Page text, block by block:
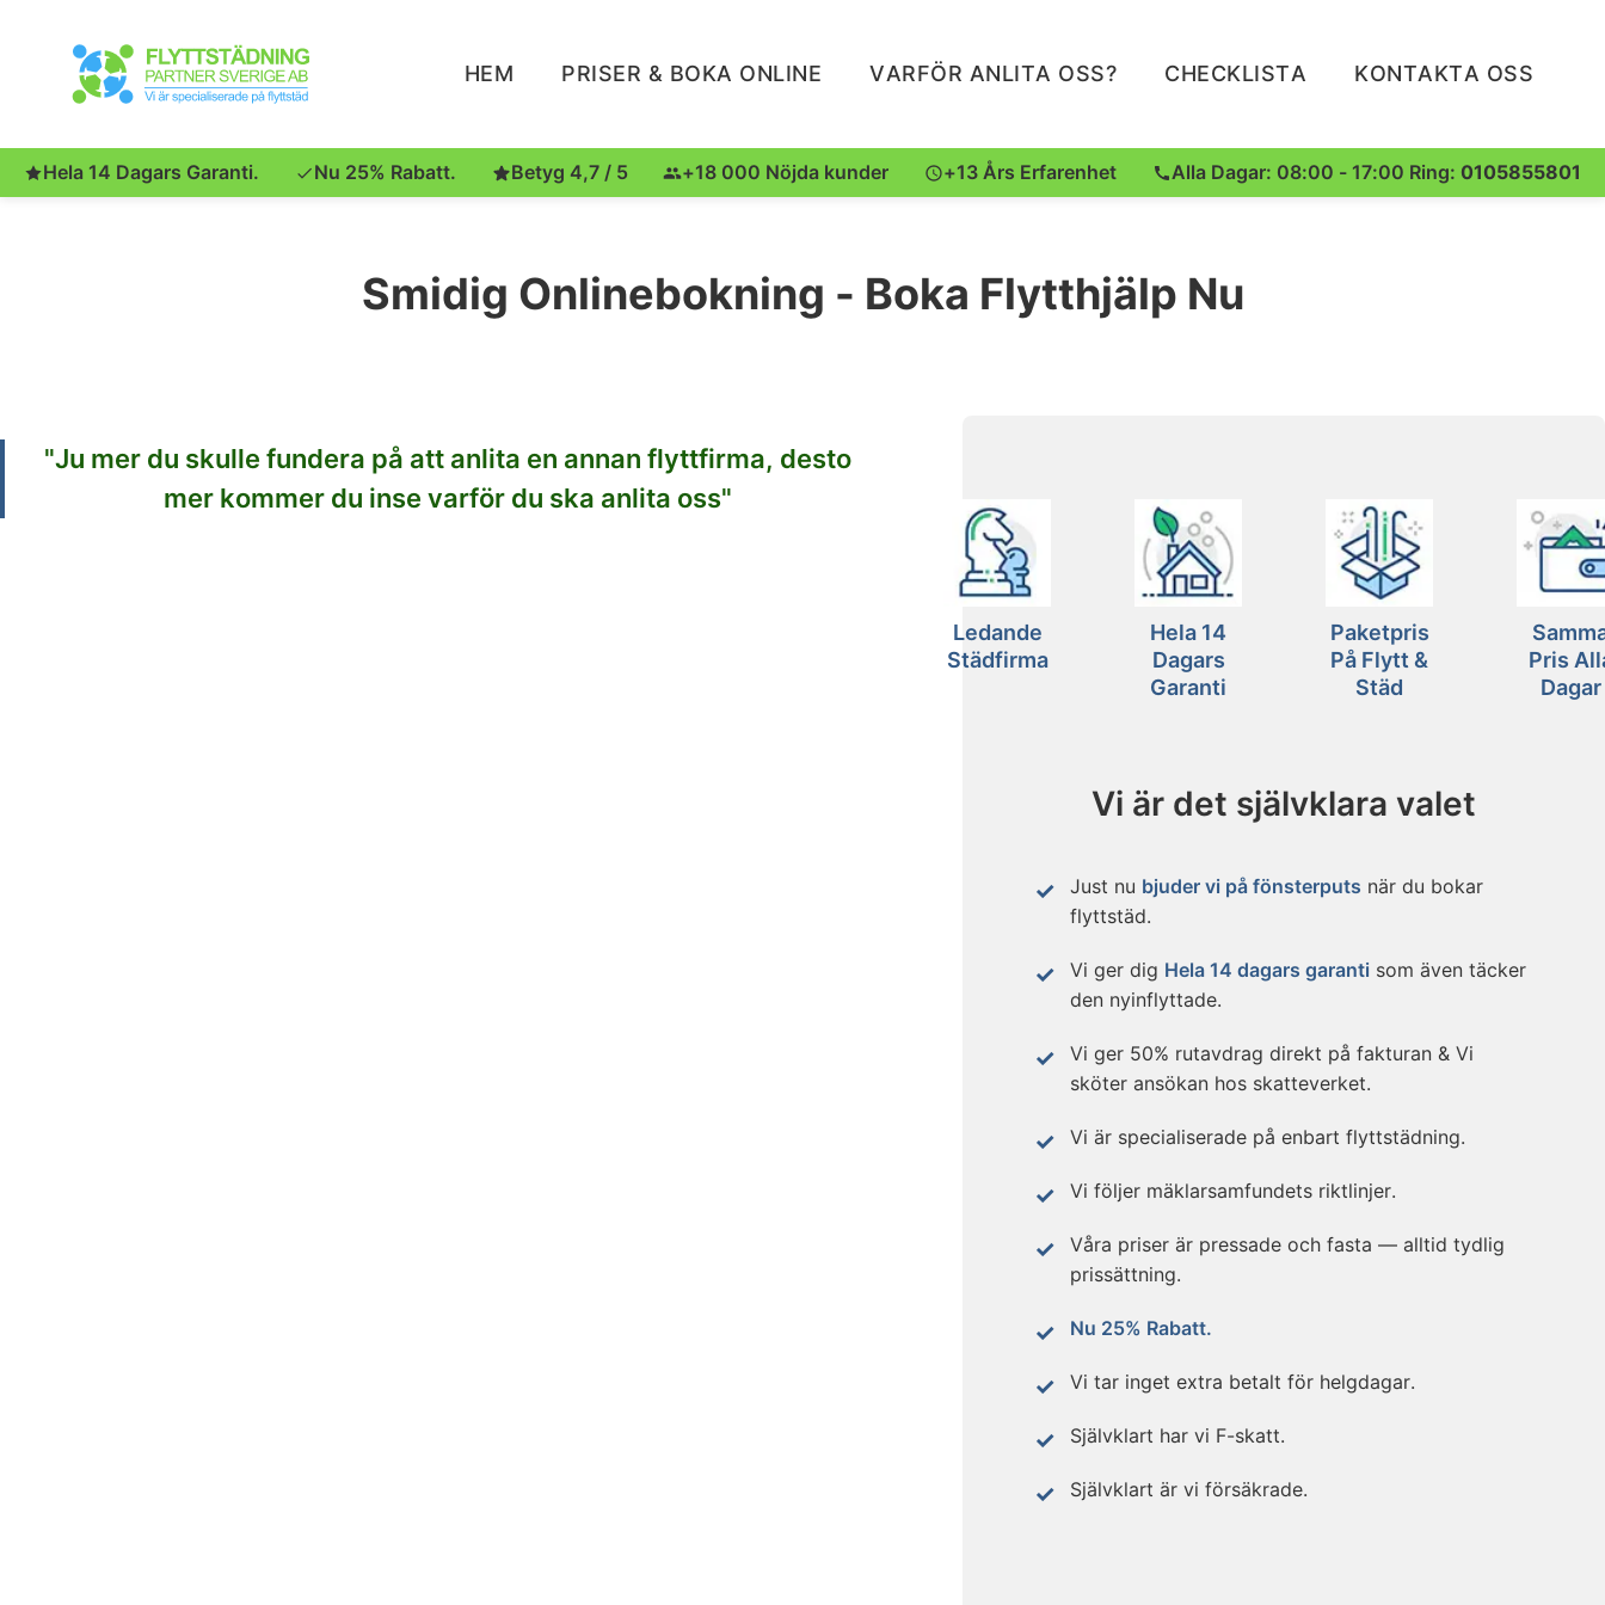
HEM PRISER & BOKA ONLINE VARFÖR ANLITA OSS? CHECKLISTA KONTAKTA OSS
Hela 14 Dagars Garanti. Nu 25% Rabatt. Betyg 4,7 / 5 +18 000 Nöjda kunder +13 Års Erfarenhet Alla Dagar: 08:00 - 17:00 Ring: 0105855801
Smidig Onlinebokning - Boka Flytthjälp Nu
"Ju mer du skulle fundera på att anlita en annan flyttfirma, desto
mer kommer du inse varför du ska anlita oss"
Ledande
Städfirma
Hela 14
Dagars
Garanti
Paketpris
På Flytt &
Städ
Pris
Dagar
Vi är det självklara valet
Just nu bjuder vi på fönsterputs när du bokar
flyttstäd.
Vi ger dig Hela 14 dagars garanti som även täcker
den nyinflyttade.
Vi ger 50% rutavdrag direkt på fakturan & Vi
sköter ansökan hos skatteverket.
Vi är specialiserade på enbart flyttstädning.
Vi följer mäklarsamfundets riktlinjer.
Våra priser är pressade och fasta — alltid tydlig
prissättning.
Nu 25% Rabatt.
Vi tar inget extra betalt för helgdagar.
Självklart har vi F-skatt.
Självklart är vi försäkrade.